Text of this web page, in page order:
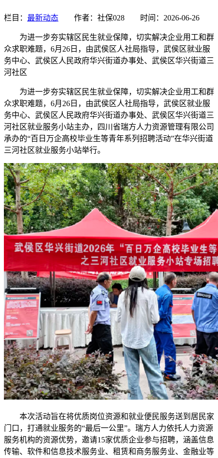
栏目： 最新动态 作者：社保028 时间：2026-06-26
为进一步夯实辖区民生就业保障，切实解决企业用工和群
众求职难题，6月26日，由武侯区人社局指导，武侯区就业服
务中心、武侯区人民政府华兴街道办事处、武侯区华兴街道三
河社区
为进一步夯实辖区民生就业保障，切实解决企业用工和群
众求职难题，6月26日，由武侯区人社局指导，武侯区就业服
务中心、武侯区人民政府华兴街道办事处、武侯区华兴街道三
河社区就业服务小站主办，四川省瑞方人力资源管理有限公司
承办的“百日万企高校毕业生等青年系列招聘活动”在华兴街道
三河社区就业服务小站举行。
本次活动旨在将优质岗位资源和就业便民服务送到居民家
门口，打通就业服务的“最后一公里”。瑞方人力依托人力资源
服务机构的资源优势，邀请15家优质企业参与招聘，涵盖信息
传输、软件和信息技术服务业、租赁和商务服务业、金融业等